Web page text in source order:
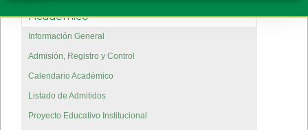
Académico
Información General
Admisión, Registro y Control
Calendario Académico
Listado de Admitidos
Proyecto Educativo Institucional